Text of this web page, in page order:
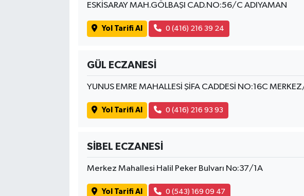
ESKİSARAY MAH.GÖLBAŞI CAD.NO:56/C ADIYAMAN
Yol Tarifi Al 0 (416) 216 39 24
GÜL ECZANESİ
YUNUS EMRE MAHALLESİ ŞİFA CADDESİ NO:16C
Yol Tarifi Al 0 (416) 216 93 93
SİBEL ECZANESİ
Merkez Mahallesi Halil Peker Bulvarı No:37/1A
Yol Tarifi Al 0 (543) 169 09 47